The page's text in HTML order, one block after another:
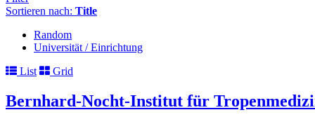
Sortieren nach: Title
Random
Universität / Einrichtung
List
Grid
Bernhard-Nocht-Institut für